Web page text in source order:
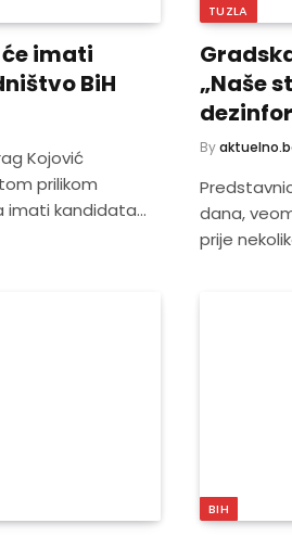
imati
BiH
Kojović
prilikom
imati kandidata…
TUZLA
„Naše
By
dana,
prije
BIH